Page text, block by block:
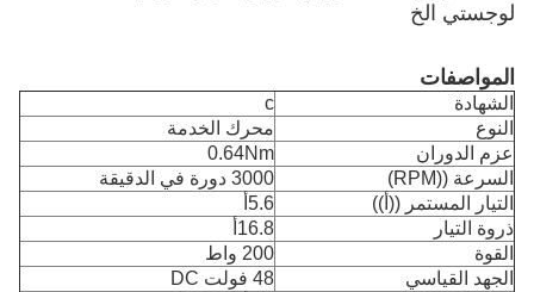
لوجستي الخ
المواصفات
الشهادة
c
النوع
محرك الخدمة
عزم الدوران
0.64Nm
السرعة ((RPM)
3000 دورة في الدقيقة
التيار المستمر ((أ))
5.6أ
ذروة التيار
16.8أ
القوة
200 واط
الجهد القياسي
48 فولت DC